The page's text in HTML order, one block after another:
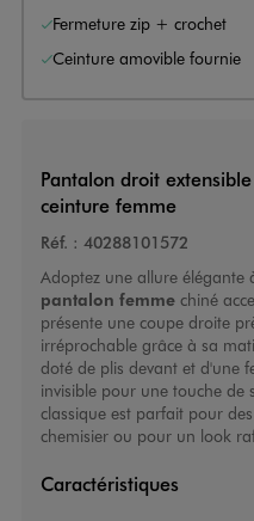
Fermeture zip + crochet
Ceinture amovible fournie
Pantalon droit
ceinture femme
Réf. : 40288101572
Adoptez une allure élégante
pantalon femmechiné
présente une coupe droite
irréprochable grâce à sa
doté de plis devant et d'une
invisible pour une touche de
classique est parfait pour
chemisier ou pour un look
Caractéristiques